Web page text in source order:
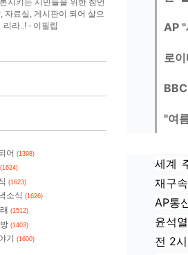
AP
로
"여
세계
재구
AP통
윤석
전 2
자료실, 게시판이 되어 살으
리라..!
이필립
어 (1398)
(1624)
(1623)
소식 (1626)
(1512)
(1403)
기 (1600)